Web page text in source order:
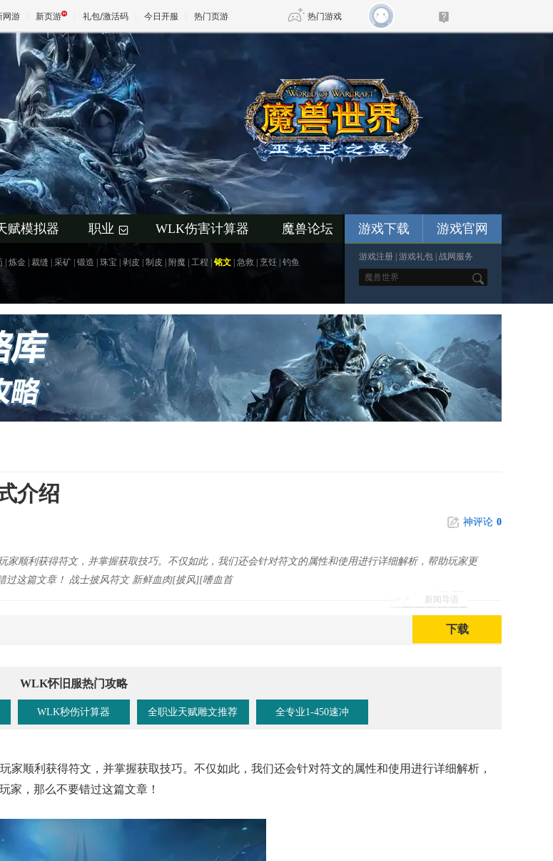
网游 新页游 礼包/激活码 今日开服 热门页游 热门游戏
DNF 传奇4
剑网3旗舰版 新天龙八部
王权与自由 诛仙世界
赋模拟器 职业 + WLK伤害计算器 魔兽论坛
炼金 裁缝 采矿 锻造 珠宝 剥皮 制皮 附魔 工程 铭文 急救 烹饪 钓鱼
游戏下载 游戏官网
游戏注册 游戏礼包 战网服务
*
介绍
神评论 0
新闻导语
顺利获得符文，并掌握获取技巧。不仅如此，我们还会针对符文的属性和使用进行详细解析，帮助玩家更
过这篇文章！ 战士披风符文 新鲜血肉[披风][嗜血首
下载
WLK怀旧服热门攻略
WLK秒伤计算器 全职业天赋雕文推荐 全专业1-450速冲
顺利获得符文，并掌握获取技巧。不仅如此，我们还会针对符文的属性和使用进行详细解析，
家，那么不要错过这篇文章！